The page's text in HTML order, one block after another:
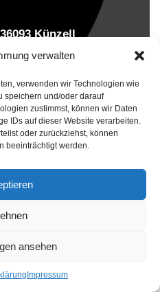
verwalten
verwenden wir Technologien wie
speichern und/oder darauf
zustimmst, können wir Daten
IDs auf dieser Website verarbeiten.
oder zurückziehst, können
beeinträchtigt werden.
ansehen
Impressum
Künzell